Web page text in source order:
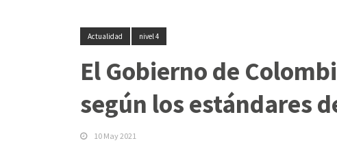
Actualidad nivel 4
El Gobierno de
según los estándares
10 May 2021